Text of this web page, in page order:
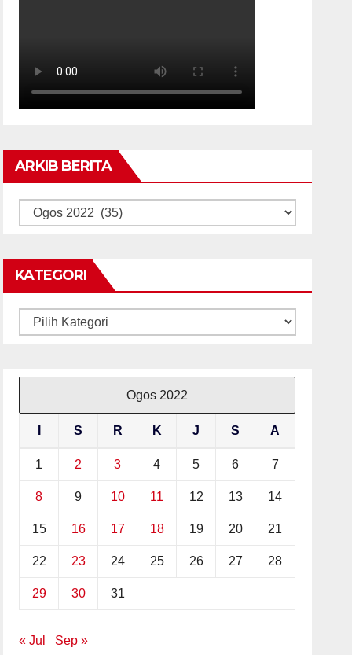
ARKIB BERITA
ARKIB
KATEGORI
Kategori
Ogos 2022
S R K J S A
1 2 3 4 5 6 7
8 9 10 11 12 13 14
15 16 17 18 19 20 21
22 23 24 25 26 27 28
29 30 31
« Jul Sep »